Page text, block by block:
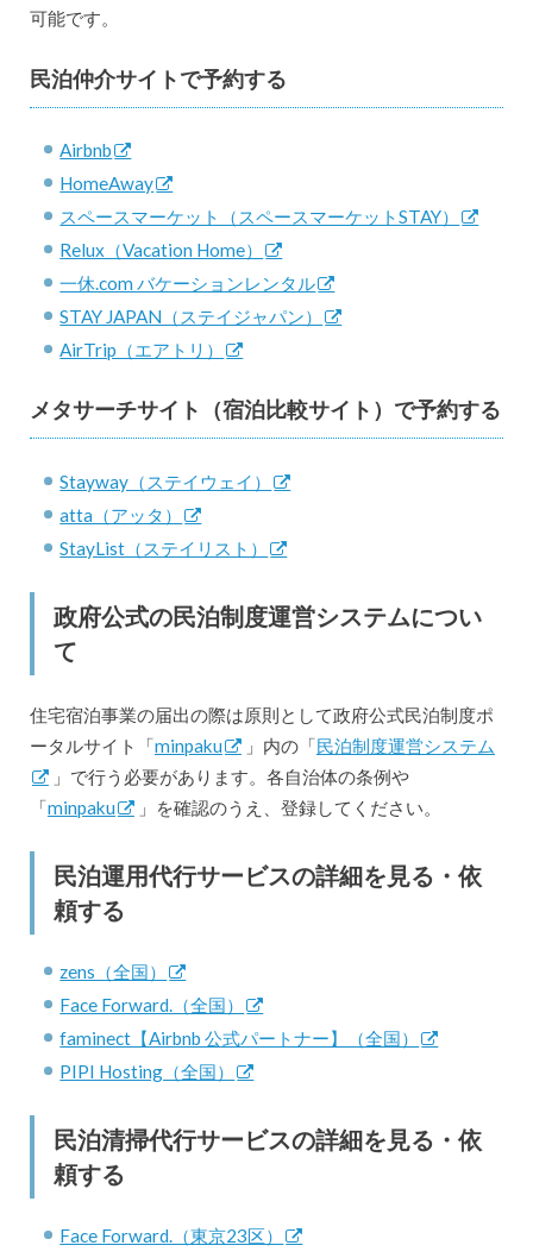
可能です。
民泊仲介サイトで予約する
Airbnb
HomeAway
スペースマーケット（スペースマーケットSTAY）
Relux（Vacation Home）
一休.com バケーションレンタル
STAY JAPAN（ステイジャパン）
AirTrip（エアトリ）
メタサーチサイト（宿泊比較サイト）で予約する
Stayway（ステイウェイ）
atta（アッタ）
StayList（ステイリスト）
政府公式の民泊制度運営システムについ
て
住宅宿泊事業の届出の際は原則として政府公式民泊制度ポ
ータルサイト「minpaku 」内の「民泊制度運営システム
」で行う必要があります。各自治体の条例や
「minpaku 」を確認のうえ、登録してください。
民泊運用代行サービスの詳細を見る・依
頼する
zens（全国）
Face Forward.（全国）
faminect【Airbnb 公式パートナー】（全国）
PIPI Hosting（全国）
民泊清掃代行サービスの詳細を見る・依
頼する
Face Forward.（東京23区）